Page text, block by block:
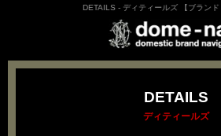
DETAILS - ディティールズ 【ブランド
DETAILS
ディティールズ